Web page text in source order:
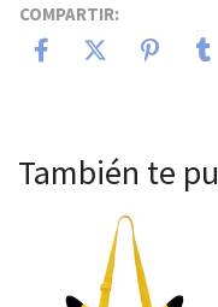
COMPARTIR:
También te